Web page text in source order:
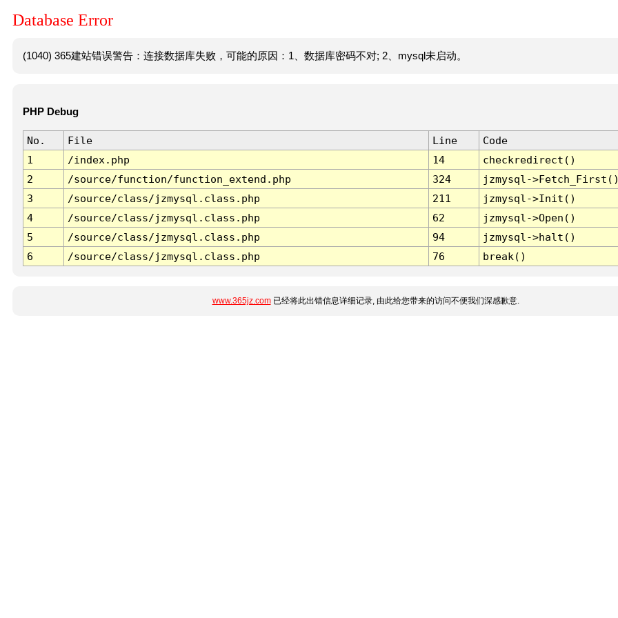
Database Error
(1040) 365建站错误警告：连接数据库失败，可能的原因：1、数据库密码不对; 2、mysql未启动。
PHP Debug
No. File Line
Code
1
/index.php 14
checkredirect()
2
/source/function/function_extend.php 324
jzmysql-
3
/source/class/jzmysql.class.php 211
jzmysql->Init()
4
/source/class/jzmysql.class.php 62
jzmysql->Open()
5
/source/class/jzmysql.class.php 94
jzmysql->halt()
6
/source/class/jzmysql.class.php 76 break()
www.365jz.com已经将此出错信息详细记录, 由此给您带来的访问不便我们深感歉意.